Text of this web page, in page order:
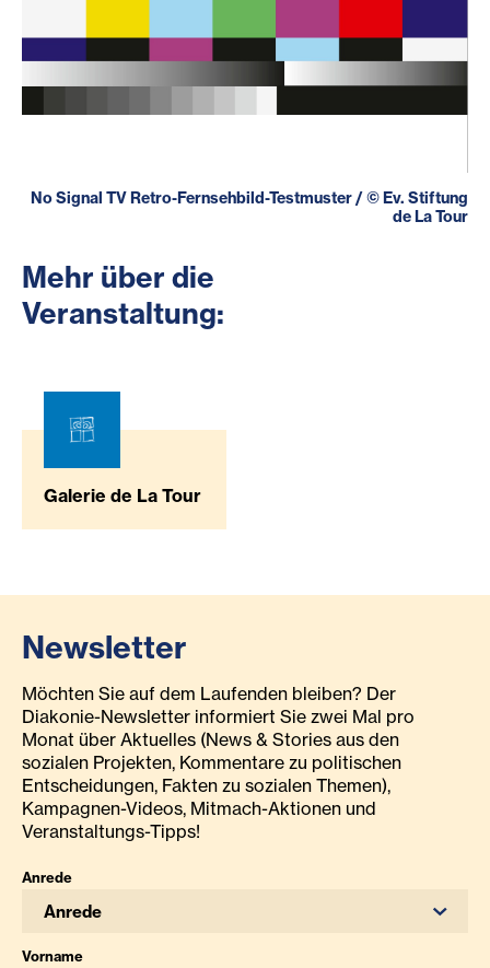
No Signal TV Retro-Fernsehbild-Testmuster/©Ev. Stiftung
de La Tour
Mehr über die
Veranstaltung:
Galerie de La Tour
Newsletter
Möchten Sie auf dem Laufenden bleiben? Der
Diakonie-Newsletter informiert Sie zwei Mal pro
Monat über Aktuelles (News & Stories aus den
sozialen Projekten, Kommentare zu politischen
Entscheidungen, Fakten zu sozialen Themen),
Kampagnen-Videos, Mitmach-Aktionen und
Veranstaltungs-Tipps!
Anrede
Anrede
Vorname